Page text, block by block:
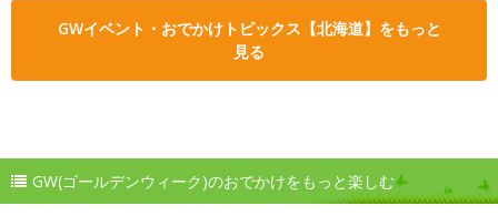
GWイベント・おでかけトピックス【北海道】をもっと
見る
GW(ゴールデンウィーク)のおでかけをもっと楽しむ